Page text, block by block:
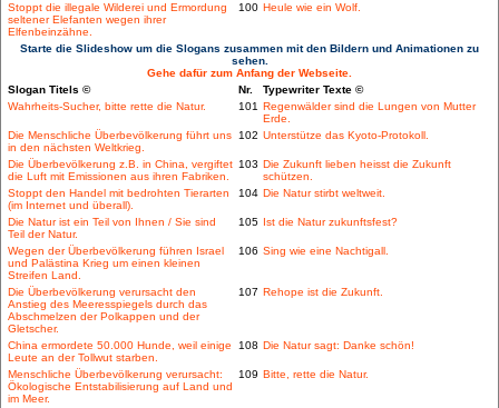
Stoppt die illegale Wilderei und Ermordung
seltener Elefanten wegen ihrer
Elfenbeinzähne.
100 Heule wie ein Wolf.
Starte die Slideshow um die Slogans zusammen mit den Bildern und Animationen zu
sehen.
Gehe dafür zum Anfang der Webseite.
Slogan Titels ©
Nr.
Typewriter Texte ©
Wahrheits-Sucher, bitte rette die Natur.
101 Regenwälder sind die Lungen von Mutter
Erde.
Die Menschliche Überbevölkerung führt uns
in den nächsten Weltkrieg.
102 Unterstütze das Kyoto-Protokoll.
Die Überbevölkerung z.B. in China, vergiftet
die Luft mit Emissionen aus ihren Fabriken.
103 Die Zukunft lieben heisst die Zukunft
schützen.
Stoppt den Handel mit bedrohten Tierarten
(im Internet und überall).
104 Die Natur stirbt weltweit.
Die Natur ist ein Teil von Ihnen / Sie sind
Teil der Natur.
105 Ist die Natur zukunftsfest?
Wegen der Überbevölkerung führen Israel
und Palästina Krieg um einen kleinen
Streifen Land.
106 Sing wie eine Nachtigall.
Die Überbevölkerung verursacht den
Anstieg des Meeresspiegels durch das
Abschmelzen der Polkappen und der
Gletscher.
107 Rehope ist die Zukunft.
China ermordete 50.000 Hunde, weil einige
Leute an der Tollwut starben.
108 Die Natur sagt: Danke schön!
Menschliche Überbevölkerung verursacht:
Ökologische Entstabilisierung auf Land und
im Meer.
109 Bitte, rette die Natur.